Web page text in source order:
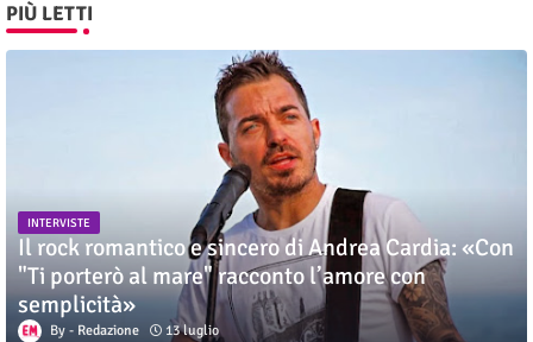
PIÙ LETTI
INTERVISTE
Il rock romantico e sincero di Andrea Cardia: «Con
"Ti porterò al mare" racconto l’amore con
semplicità»
Redazione 13 luglio